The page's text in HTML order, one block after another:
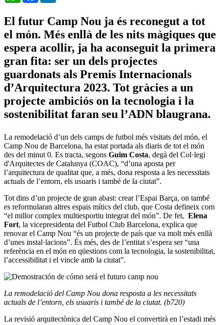
El futur Camp Nou ja és reconegut a tot
el món. Més enllà de les nits màgiques que
espera acollir, ja ha aconseguit la primera
gran fita: ser un dels projectes
guardonats als Premis Internacionals
d’Arquitectura 2023. Tot gràcies a un
projecte ambiciós on la tecnologia i la
sostenibilitat faran seu l’ADN blaugrana.
La remodelació d’un dels camps de futbol més visitats del món, el
Camp Nou de Barcelona, ha estat portada als diaris de tot el món
des del minut 0. Es tracta, segons Guim Costa, degà del Col·legi
d'Arquitectes de Catalunya (COAC), “d’una aposta per
l’arquitectura de qualitat que, a més, dona resposta a les necessitats
actuals de l’entorn, els usuaris i també de la ciutat”.
Tot dins d’un projecte de gran abast: crear l’Espai Barça, on també
es reformularan altres espais mítics del club, que Costa defineix com
“el millor complex multiesportiu integrat del món”. De fet, Elena
Fort, la vicepresidenta del Futbol Club Barcelona, explica que
renovar el Camp Nou “és un projecte de país que va molt més enllà
d’unes instal·lacions”. És més, des de l’entitat s’espera ser “una
referència en el món en qüestions com la tecnologia, la sostenibilitat,
l’accessibilitat i el vincle amb la ciutat”.
La remodelació del Camp Nou dona resposta a les necessitats
actuals de l’entorn, els usuaris i també de la ciutat. (b720)
La revisió arquitectònica del Camp Nou el convertirà en l’estadi més